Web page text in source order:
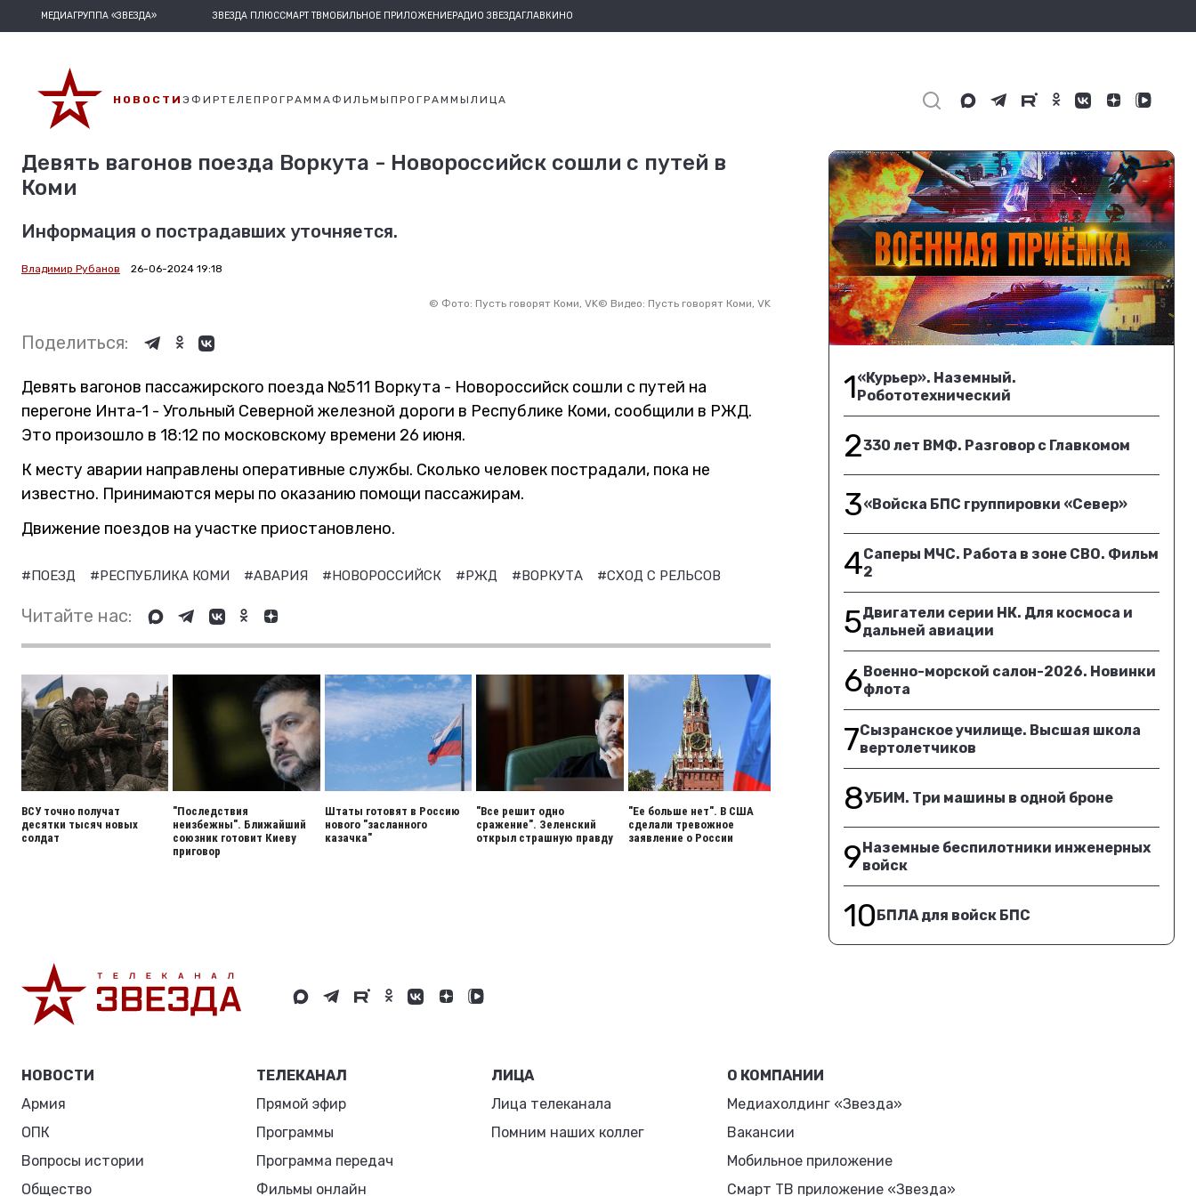
МЕДИАГРУППА «ЗВЕЗДА» ЗВЕЗДА ПЛЮССМАРТ ТВМОБИЛЬНОЕ ПРИЛОЖЕНИЕРАДИО ЗВЕЗДАГЛАВКИНО
НОВОСТИ ЭФИРТЕЛЕПРОГРАММАФИЛЬМЫ ПРОГРАММЫ ЛИЦА
Девять вагонов поезда Воркута - Новороссийск сошли с путей в
Коми
Информация о пострадавших уточняется.
Владимир Рубанов 26-06-2024 19:18
© Фото: Пусть говорят Коми, VK© Видео: Пусть говорят Коми, VK
Поделиться:
Девять вагонов пассажирского поезда №511 Воркута - Новороссийск сошли с путей на
перегоне Инта-1 - Угольный Северной железной дороги в Республике Коми, сообщили в РЖД.
Это произошло в 18:12 по московскому времени 26 июня.
К месту аварии направлены оперативные службы. Сколько человек пострадали, пока не
известно. Принимаются меры по оказанию помощи пассажирам.
Движение поездов на участке приостановлено.
#ПОЕЗД #РЕСПУБЛИКА КОМИ #АВАРИЯ #НОВОРОССИЙСК #РЖД #ВОРКУТА #СХОД С РЕЛЬСОВ
Читайте нас:
ВСУ точно получат
десятки тысяч новых
солдат
"Последствия
неизбежны". Ближайший
союзник готовит Киеву
приговор
Штаты готовят в Россию
нового "засланного
казачка"
"Все решит одно
сражение". Зеленский
открыл страшную правду
"Ее больше нет". В США
сделали тревожное
заявление о России
1«Курьер». Наземный.
Робототехнический
2330 лет ВМФ. Разговор с Главкомом
3«Войска БПС группировки «Север»
4Саперы МЧС. Работа в зоне СВО. Фильм
2
5Двигатели серии НК. Для космоса и
дальней авиации
6Военно-морской салон-2026. Новинки
флота
7Сызранское училище. Высшая школа
вертолетчиков
8УБИМ. Три машины в одной броне
9Наземные беспилотники инженерных
войск
10БПЛА для войск БПС
НОВОСТИ
Армия
ОПК
Вопросы истории
Общество
ТЕЛЕКАНАЛ
Прямой эфир
Программы
Программа передач
Фильмы онлайн
ЛИЦА
Лица телеканала
Помним наших коллег
О КОМПАНИИ
Медиахолдинг «Звезда»
Вакансии
Мобильное приложение
Смарт ТВ приложение «Звезда»